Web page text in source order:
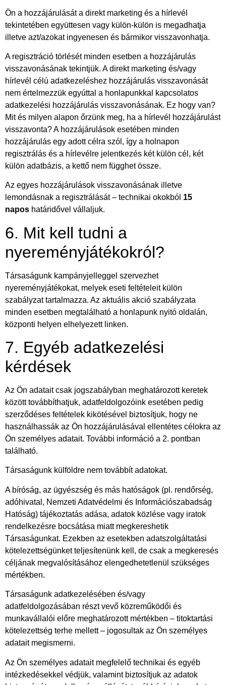
Ön a hozzájárulását a direkt marketing és a hírlevél
tekintetében együttesen vagy külön-külön is megadhatja
illetve azt/azokat ingyenesen és bármikor visszavonhatja.
A regisztráció törlését minden esetben a hozzájárulás
visszavonásának tekintjük. A direkt marketing és/vagy
hírlevél célú adatkezeléshez hozzájárulás visszavonását
nem értelmezzük egyúttal a honlapunkkal kapcsolatos
adatkezelési hozzájárulás visszavonásának. Ez hogy van?
Mit és milyen alapon őrzünk meg, ha a hírlevél hozzájárulást
visszavonta? A hozzájárulások esetében minden
hozzájárulás egy adott célra szól, így a holnapon
regisztrálás és a hírlevélre jelentkezés két külön cél, két
külön adatbázis, a kettő nem függhet össze.
Az egyes hozzájárulások visszavonásának illetve
lemondásnak a regisztrálását – technikai okokból 15
napos határidővel vállaljuk.
6. Mit kell tudni a
nyereményjátékokról?
Társaságunk kampányjelleggel szervezhet
nyereményjátékokat, melyek eseti feltételeit külön
szabályzat tartalmazza. Az aktuális akció szabályzata
minden esetben megtalálható a honlapunk nyitó oldalán,
központi helyen elhelyezett linken.
7. Egyéb adatkezelési
kérdések
Az Ön adatait csak jogszabályban meghatározott keretek
között továbbíthatjuk, adatfeldolgozóink esetében pedig
szerződéses feltételek kikötésével biztosítjuk, hogy ne
használhassák az Ön hozzájárulásával ellentétes célokra az
Ön személyes adatait. További információ a 2. pontban
található.
Társaságunk külföldre nem továbbít adatokat.
A bíróság, az ügyészség és más hatóságok (pl. rendőrség,
adóhivatal, Nemzeti Adatvédelmi és Információszabadság
Hatóság) tájékoztatás adása, adatok közlése vagy iratok
rendelkezésre bocsátása miatt megkereshetik
Társaságunkat. Ezekben az esetekben adatszolgáltatási
kötelezettségünket teljesítenünk kell, de csak a megkeresés
céljának megvalósításához elengedhetetlenül szükséges
mértékben.
Társaságunk adatkezelésében és/vagy
adatfeldolgozásában részt vevő közreműködői és
munkavállalói előre meghatározott mértékben – titoktartási
kötelezettség terhe mellett – jogosultak az Ön személyes
adatait megismerni.
Az Ön személyes adatait megfelelő technikai és egyéb
intézkedésekkel védjük, valamint biztosítjuk az adatok